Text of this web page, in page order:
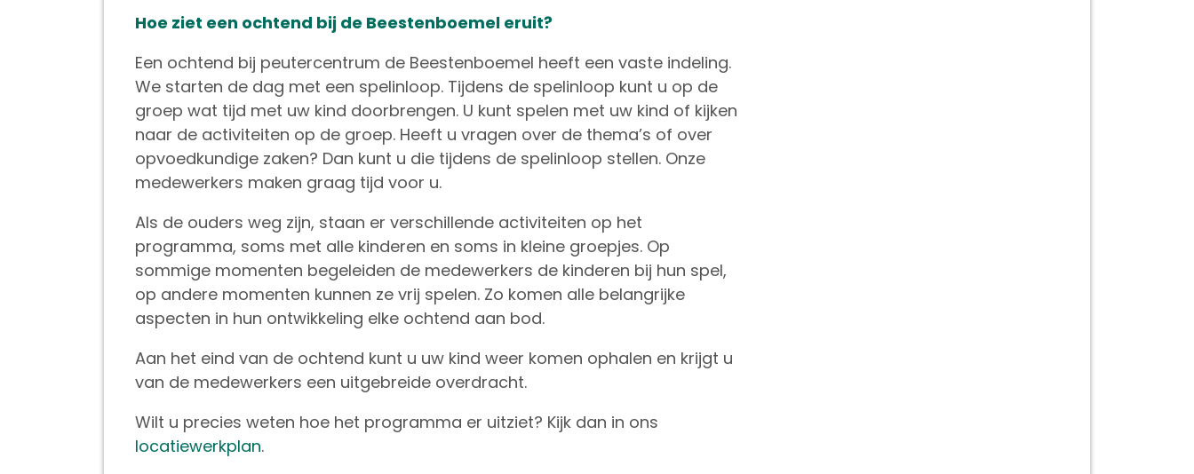
Hoe ziet een ochtend bij de Beestenboemel eruit?
Een ochtend bij peutercentrum de Beestenboemel heeft een vaste indeling.
We starten de dag met een spelinloop. Tijdens de spelinloop kunt u op de
groep wat tijd met uw kind doorbrengen. U kunt spelen met uw kind of kijken
naar de activiteiten op de groep. Heeft u vragen over de thema’s of over
opvoedkundige zaken? Dan kunt u die tijdens de spelinloop stellen. Onze
medewerkers maken graag tijd voor u.
Als de ouders weg zijn, staan er verschillende activiteiten op het
programma, soms met alle kinderen en soms in kleine groepjes. Op
sommige momenten begeleiden de medewerkers de kinderen bij hun spel,
op andere momenten kunnen ze vrij spelen. Zo komen alle belangrijke
aspecten in hun ontwikkeling elke ochtend aan bod.
Aan het eind van de ochtend kunt u uw kind weer komen ophalen en krijgt u
van de medewerkers een uitgebreide overdracht.
Wilt u precies weten hoe het programma er uitziet? Kijk dan in ons
locatiewerkplan.